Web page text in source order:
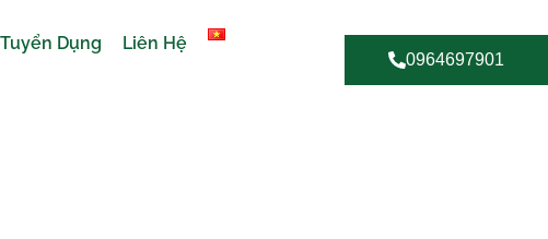
Tuyển Dụng Liên Hệ
0964697901